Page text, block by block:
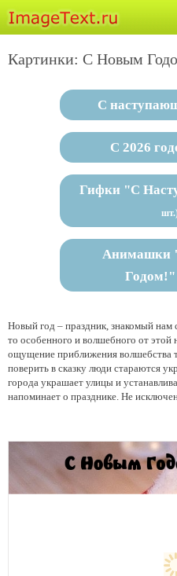
Картинки: С Новым
С
С 2026
Гифки "С
Анимашки
Годом!"
Новый год – праздник, знакомый нам
то особенного и волшебного от этой
ощущение приближения волшебства
поверить в сказку люди стараются
города украшает улицы и
напоминает о празднике. Не